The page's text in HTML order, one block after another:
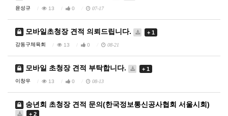
윤성규 13 0 07-17
모바일초청장 견적 의뢰드립니다. + 1
강동구체육회 13 0 08-21
모바일 초청장 견적 부탁합니다. + 1
이창우 13 0 08-13
송년회 초청장 견적 문의(한국정보통신공사협회 서울시회)
+ 2